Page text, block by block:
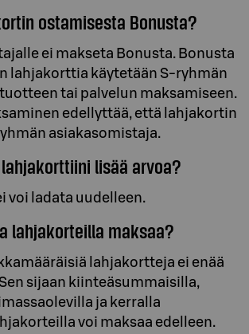
ostamisesta Bonusta?
ei makseta Bonusta. Bonusta
lahjakorttia käytetään S-ryhmän
tai palvelun maksamiseen.
edellyttää, että lahjakortin
asiakasomistaja.
lisää arvoa?
voi ladata uudelleen.
lahjakorteilla maksaa?
lahjakortteja ei enää
sijaan kiinteäsummaisilla,
ja kerralla
voi maksaa edelleen.